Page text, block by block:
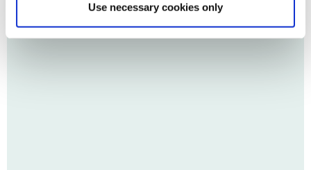
Use necessary cookies only